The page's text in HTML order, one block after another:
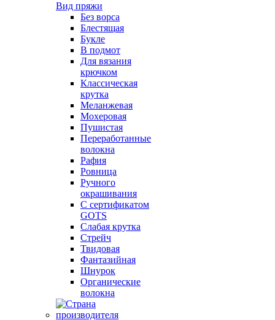
Вид пряжи
Без ворса
Блестящая
Букле
В подмот
Для вязания
крючком
Классическая
крутка
Меланжевая
Мохеровая
Пушистая
Переработанные
волокна
Рафия
Ровница
Ручного
окрашивания
С сертификатом
GOTS
Слабая крутка
Стрейч
Твидовая
Фантазийная
Шнурок
Органические
волокна